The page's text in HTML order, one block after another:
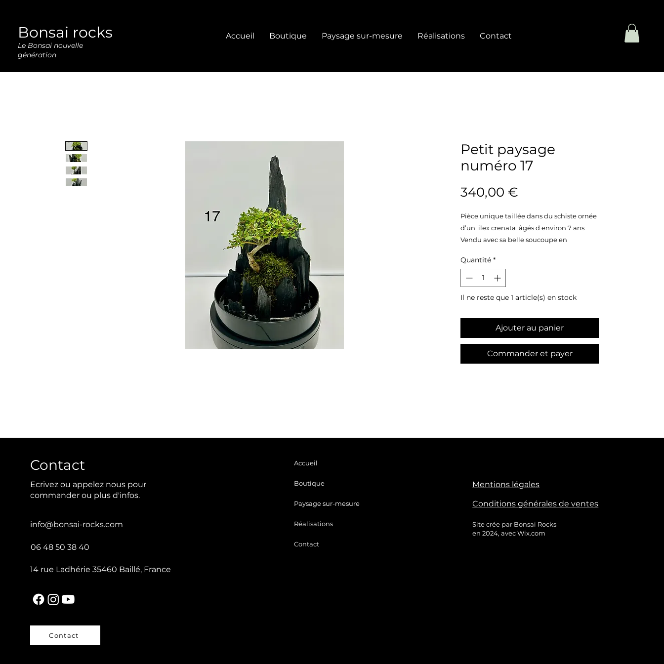
Bonsai rocks
Le Bonsai nouvelle
génération
Accueil Boutique Paysage sur-mesure Réalisations Contact
Petit paysage
numéro 17
340,00 €
Pièce unique taillée dans du schiste ornée
d’un ilex crenata âgés d environ 7 ans
Vendu avec sa belle soucoupe en
Taille 28x41
Poids 7,7kg
Prix 280€
Quantité *
Il ne reste que 1 article(s) en stock
Ajouter au panier
Commander et payer
Contact
Ecrivez ou appelez nous pour
commander ou plus d'infos.
info@bonsai-rocks.com
06 48 50 38 40
14 rue Ladhérie 35460 Baillé, France
Contact
Accueil
Boutique
Paysage sur-mesure
Réalisations
Contact
Mentions légales
Conditions générales de ventes
Site crée par Bonsai Rocks
en 2024, avec Wix.com